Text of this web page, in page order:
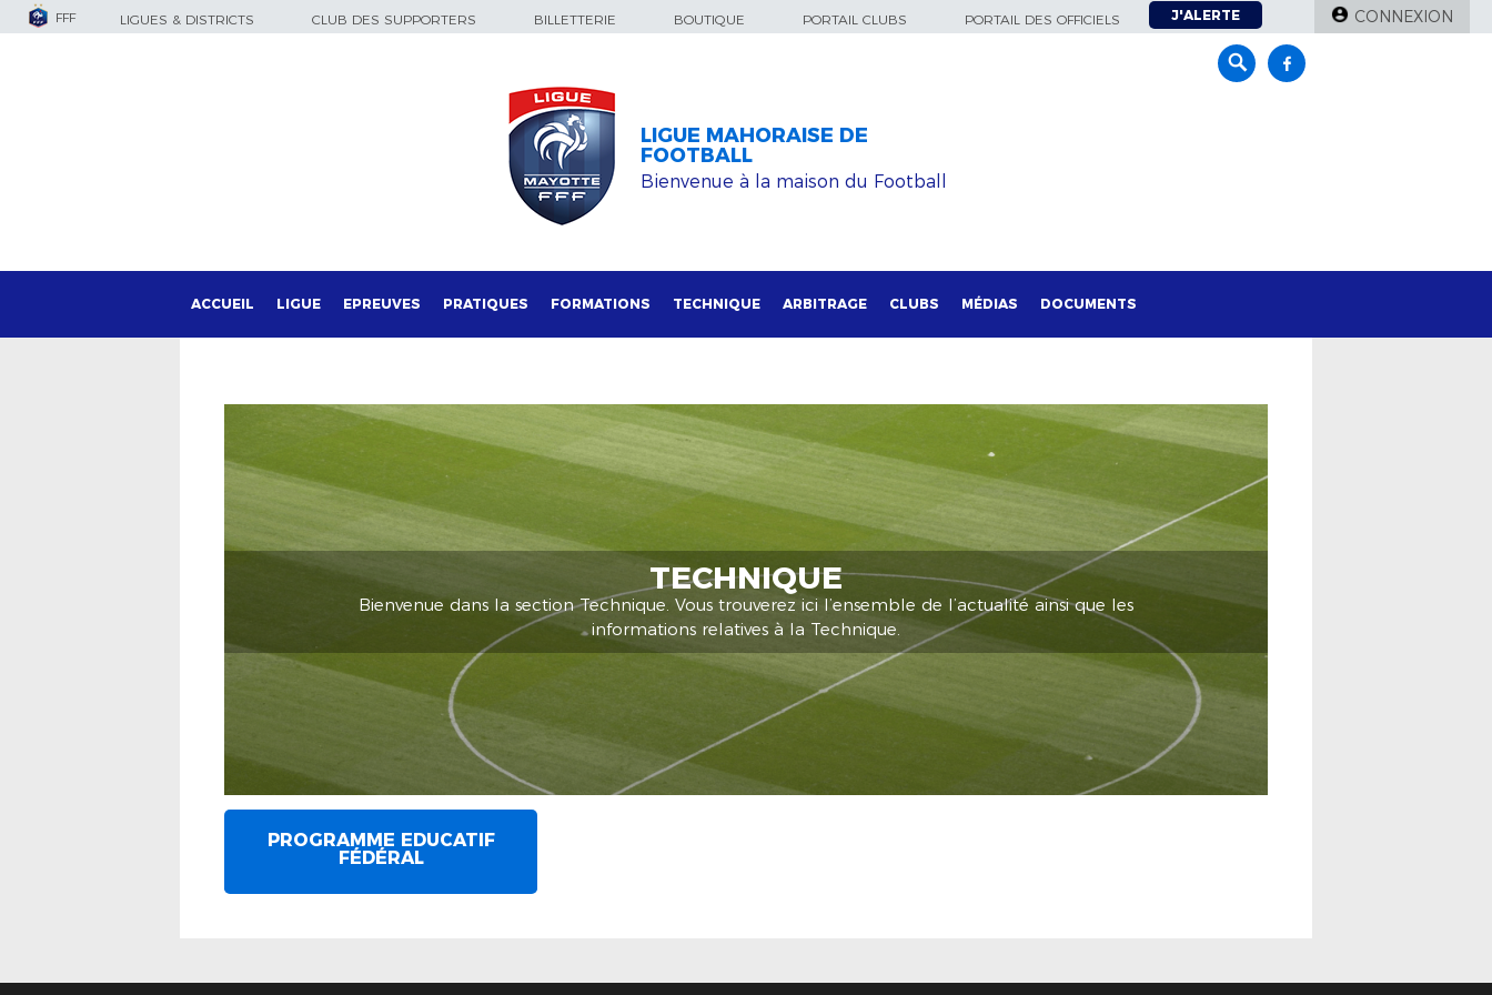
FFF LIGUES & DISTRICTS CLUB DES SUPPORTERS BILLETTERIE BOUTIQUE PORTAIL CLUBS PORTAIL DES OFFICIELS J'ALERTE CONNEXION
LIGUE MAHORAISE DE
FOOTBALL
Bienvenue à la maison du Football
ACCUEIL LIGUE EPREUVES PRATIQUES FORMATIONS TECHNIQUE ARBITRAGE CLUBS MÉDIAS DOCUMENTS
TECHNIQUE
Bienvenue dans la section Technique. Vous trouverez ici l’ensemble de l’actualité ainsi que les
informations relatives à la Technique.
PROGRAMME EDUCATIF
FÉDÉRAL